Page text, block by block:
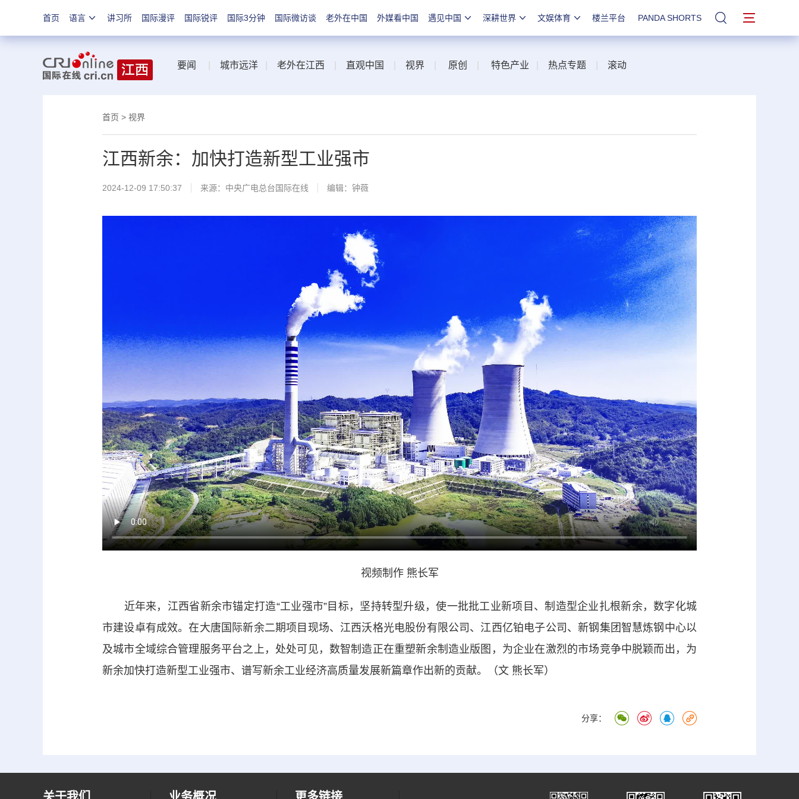
首页 语言 讲习所 国际漫评 国际锐评 国际3分钟 国际微访谈 老外在中国 外媒看中国 遇见中国 深耕世界 文娱体育 楼兰平台 PANDA SHORTS 站内搜索
要闻 城市远洋 老外在江西 直观中国 视界 原创 特色产业 热点专题 滚动
首页 > 视界
江西新余：加快打造新型工业强市
2024-12-09 17:50:37 来源：中央广电总台国际在线 编辑：钟薇
视频制作 熊长军
近年来，江西省新余市锚定打造“工业强市”目标，坚持转型升级，使一批批工业新项目、制造型企业扎根新余，数字化城
市建设卓有成效。在大唐国际新余二期项目现场、江西沃格光电股份有限公司、江西亿铂电子公司、新钢集团智慧炼钢中心以
及城市全域综合管理服务平台之上，处处可见，数智制造正在重塑新余制造业版图，为企业在激烈的市场竞争中脱颖而出，为
新余加快打造新型工业强市、谱写新余工业经济高质量发展新篇章作出新的贡献。（文 熊长军）
分享：
关于我们 业务概况 更多链接